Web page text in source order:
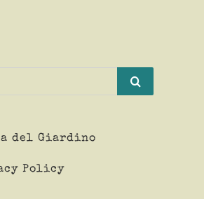
del Giardino
Policy